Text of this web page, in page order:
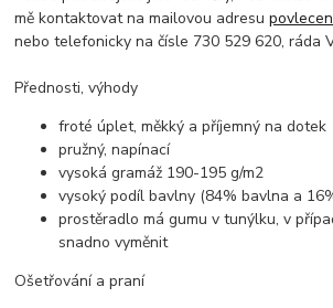
mě kontaktovat na mailovou adresu
nebo telefonicky na čísle 730 529 620, ráda
Přednosti, výhody
froté úplet, měkký a příjemný na dotek
pružný, napínací
vysoká gramáž 190-195 g/m2
vysoký podíl bavlny (84% bavlna a
prostěradlo má gumu v tunýlku, v
snadno vyměnit
Ošetřování a praní